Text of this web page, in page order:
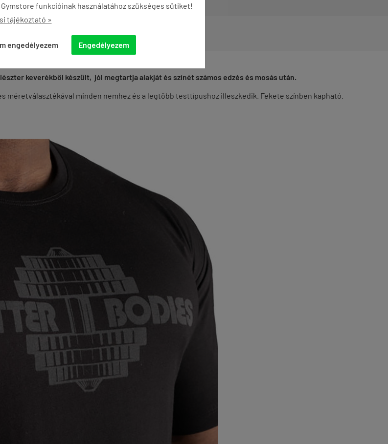
funkcióinak használatához szükséges sütiket!
tájékoztató »
engedélyezem Engedélyezem
KÉRDÉSEK
keverékből készült, jól megtartja alakját és színét számos edzés és mosás után.
méretválasztékával minden nemhez és a legtöbb testtípushoz illeszkedik. Fekete színben kapható.